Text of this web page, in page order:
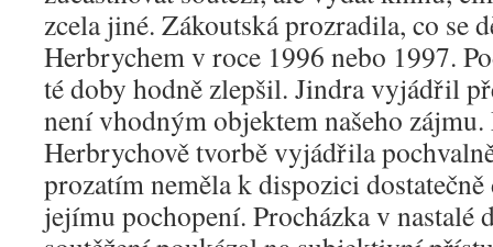
zcela jiné. Zákoutská prozradila, co se
Herbrychem v roce 1996 nebo 1997.
té doby hodně zlepšil. Jindra vyjádřil
není vhodným objektem našeho
Herbrychově tvorbě vyjádřila
prozatím neměla k dispozici
jejímu pochopení. Procházka v